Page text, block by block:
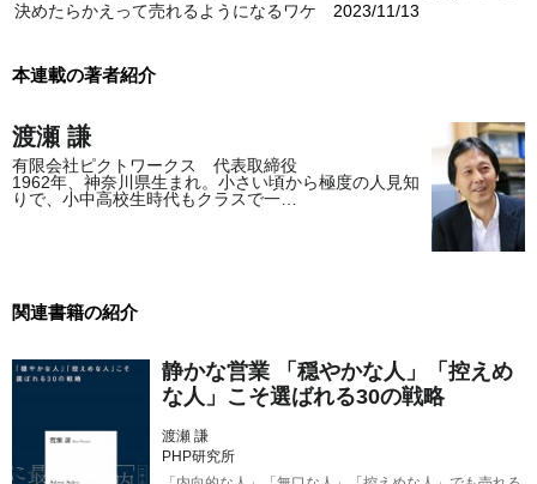
決めたらかえって売れるようになるワケ 2023/11/13
本連載の著者紹介
渡瀬 謙
有限会社ピクトワークス 代表取締役
1962年、神奈川県生まれ。小さい頃から極度の人見知
りで、小中高校生時代もクラスで一…
関連書籍の紹介
静かな営業 「穏やかな人」「控えめ
な人」こそ選ばれる30の戦略
渡瀬 謙
PHP研究所